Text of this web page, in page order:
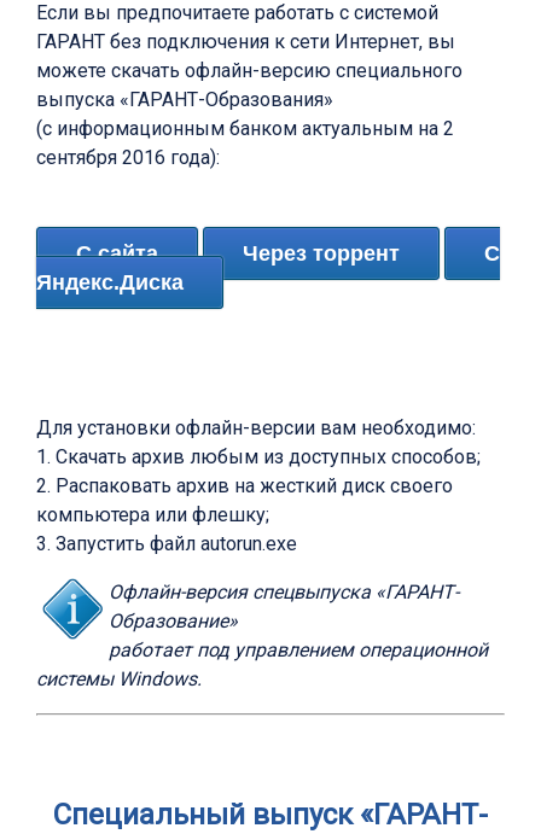
Если вы предпочитаете работать с системой
ГАРАНТ без подключения к сети Интернет, вы
можете скачать офлайн-версию специального
выпуска «ГАРАНТ-Образования»
(с информационным банком актуальным на 2
сентября 2016 года):
С сайта Через торрент
С
Яндекс.Диска
Для установки офлайн-версии вам необходимо:
1. Скачать архив любым из доступных способов;
2. Распаковать архив на жесткий диск своего
компьютера или флешку;
3. Запустить файл autorun.exe
Офлайн-версия спецвыпуска «ГАРАНТ-
Образование»
работает под управлением операционной
системы Windows.
Специальный выпуск «ГАРАНТ-